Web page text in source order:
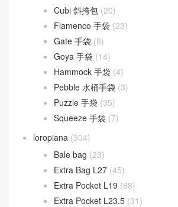
Cubi 斜挎包 (20)
Flamenco 手袋 (23)
Gate 手袋 (8)
Goya 手袋 (14)
Hammock 手袋 (4)
Pebble 水桶手袋 (3)
Puzzle 手袋 (35)
Squeeze 手袋 (7)
loropiana (304)
Bale bag (23)
Extra Bag L27 (45)
Extra Pocket L19 (88)
Extra Pocket L23.5 (31)